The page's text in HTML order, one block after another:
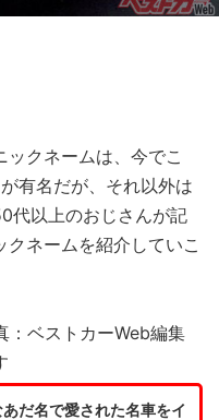
クネームは、今でこ
有名だが、それ以外は
代以上のおじさんが記
ネームを紹介していこ
：ベストカーWeb編集
だ名で愛された名車をイ